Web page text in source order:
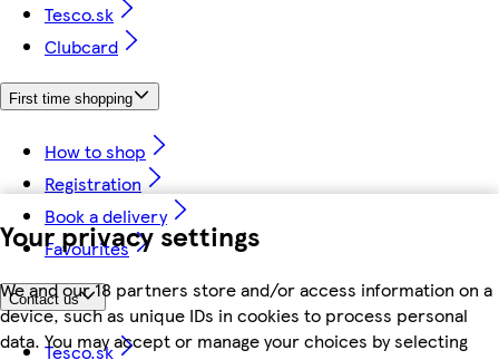
Your privacy settings
We and our 18 partners store and/or access information on a
device, such as unique IDs in cookies to process personal
data. You may accept or manage your choices by selecting
Tesco.sk
Clubcard
First time shopping
How to shop
Registration
Book a delivery
Favourites
Contact us
Tesco.sk